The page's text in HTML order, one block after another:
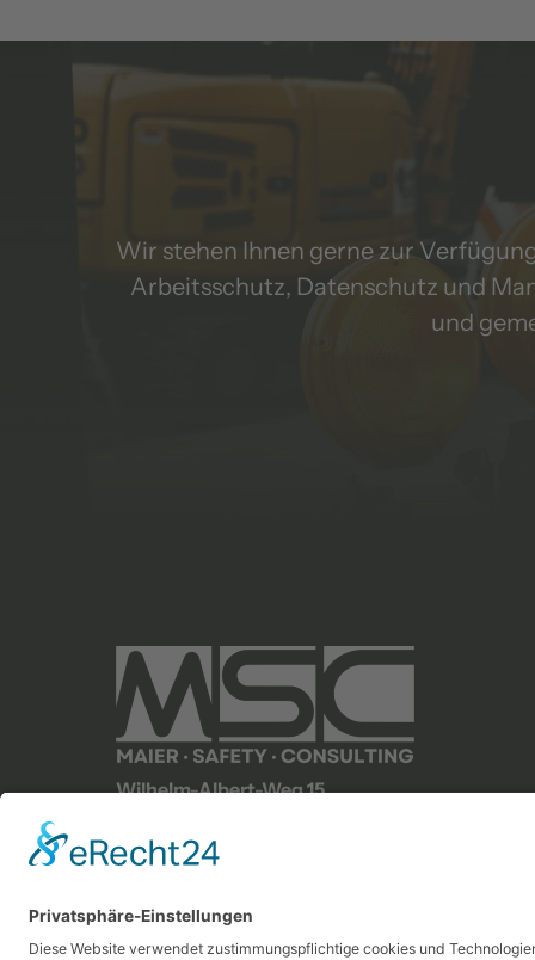
Wir stehen Ihnen gerne zur
Arbeitsschutz, Datenschutz und
und
Wilhelm-Albert-Weg 15
Mail: info@msc-arbeitsschutz.de